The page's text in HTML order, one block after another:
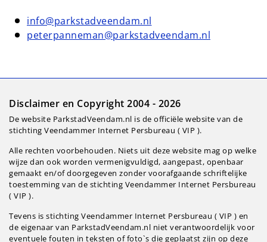
info@parkstadveendam.nl
peterpanneman@parkstadveendam.nl
Disclaimer en Copyright 2004 - 2026
De website ParkstadVeendam.nl is de officiële website van de
stichting Veendammer Internet Persbureau ( VIP ).
Alle rechten voorbehouden. Niets uit deze website mag op welke
wijze dan ook worden vermenigvuldigd, aangepast, openbaar
gemaakt en/of doorgegeven zonder voorafgaande schriftelijke
toestemming van de stichting Veendammer Internet Persbureau
( VIP ).
Tevens is stichting Veendammer Internet Persbureau ( VIP ) en
de eigenaar van ParkstadVeendam.nl niet verantwoordelijk voor
eventuele fouten in teksten of foto`s die geplaatst zijn op deze